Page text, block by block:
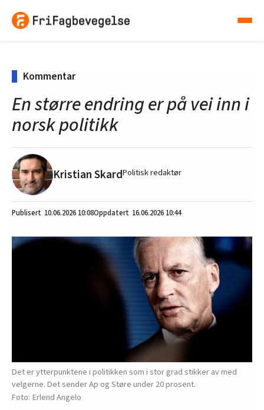
Kommentar
En større endring er på vei inn i
norsk politikk
Kristian SkardPolitisk redaktør
10.06.2026 10:08 16.06.2026 10:44
Det er ytterpunktene i politikken som i stor grad stikker av med
velgerne. Det sender Ap og Støre under 20 prosent.
Erlend Angelo